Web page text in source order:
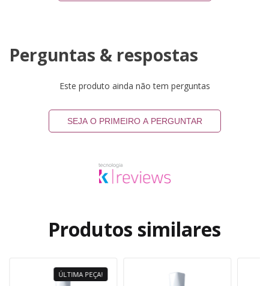
Perguntas & respostas
Este produto ainda não tem perguntas
SEJA O PRIMEIRO A PERGUNTAR
Produtos similares
ÚLTIMA PEÇA!